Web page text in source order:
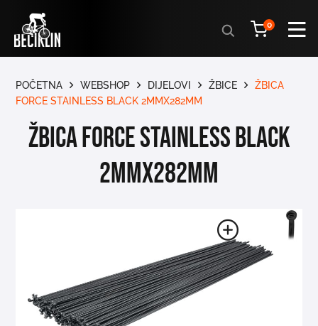
Products
search
0
POČETNA WEBSHOP DIJELOVI ŽBICE
ŽBICA
FORCE STAINLESS BLACK 2MMX282MM
ŽBICA FORCE STAINLESS BLACK
2MMx282MM